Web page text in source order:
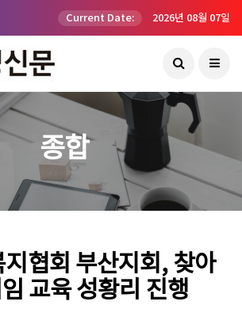
Current Date: 2026년 08월 07일
종합
협회 부산지회, 찾아
교육 성황리 진행